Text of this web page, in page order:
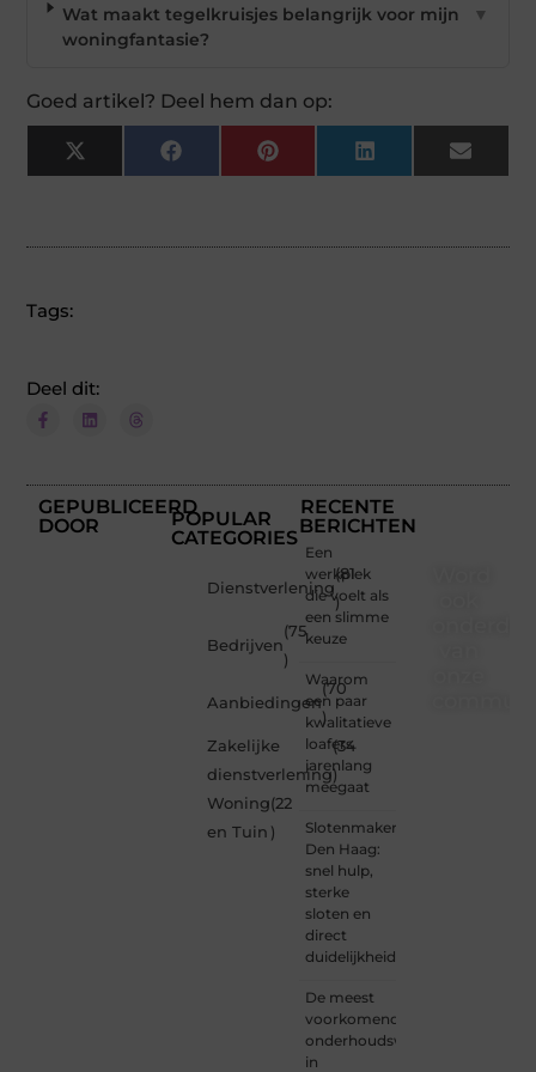
Wat maakt tegelkruisjes belangrijk voor mijn
woningfantasie?
▼
Goed artikel? Deel hem dan op:
X
(Twitter)
Facebook Pinterest LinkedIn Email
Tags:
Deel dit:
GEPUBLICEERD
DOOR
POPULAR
CATEGORIES
Dienstverlening
(81
)
Bedrijven
(75
)
Aanbiedingen
(70
)
Zakelijke
dienstverlening
(34
)
Woning
en Tuin
(22
)
RECENTE
BERICHTEN
Een
werkplek
die voelt als
een slimme
keuze
Waarom
een paar
kwalitatieve
loafers
jarenlang
meegaat
Slotenmaker
Den Haag:
snel hulp,
sterke
sloten en
direct
duidelijkheid
De meest
voorkomende
onderhoudswerkzaamheden
in